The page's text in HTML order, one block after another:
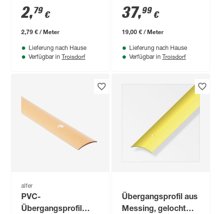
ahornfarben 1000 x
30 mm
2,79 €
2,79 € / Meter
Lieferung nach Hause
Verfügbar in Troisdorf
Aluminium silber
2000 x 33 mm
37,99 €
19,00 € / Meter
Lieferung nach Hause
Verfügbar in Troisdorf
alfer
PVC-
Übergangsprofil
Übergangsprofil aus
Messing, gelocht